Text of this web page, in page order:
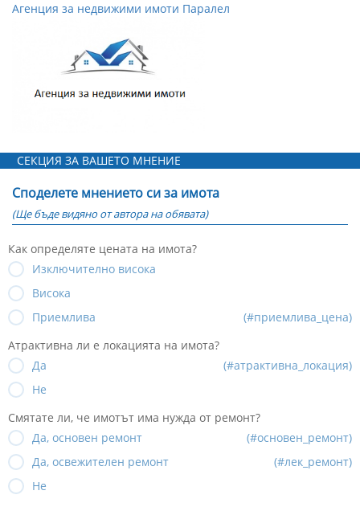
Агенция за недвижими имоти Паралел
СЕКЦИЯ ЗА ВАШЕТО МНЕНИЕ
Споделете мнението си за имота
(Ще бъде видяно от автора на обявата)
Как определяте цената на имота?
Изключително висока
Висока
Приемлива
(#приемлива_цена)
Атрактивна ли е локацията на имота?
Да
(#атрактивна_локация)
Не
Смятате ли, че имотът има нужда от ремонт?
Да, основен ремонт
(#основен_ремонт)
Да, освежителен ремонт
(#лек_ремонт)
Не